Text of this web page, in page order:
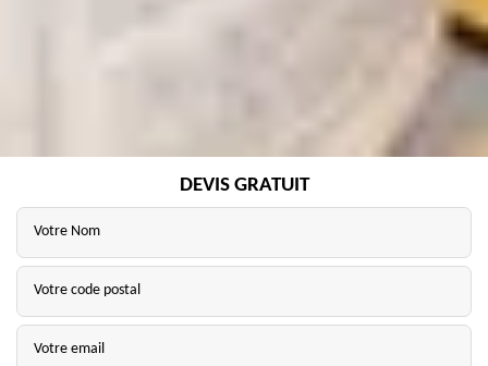
DEVIS GRATUIT